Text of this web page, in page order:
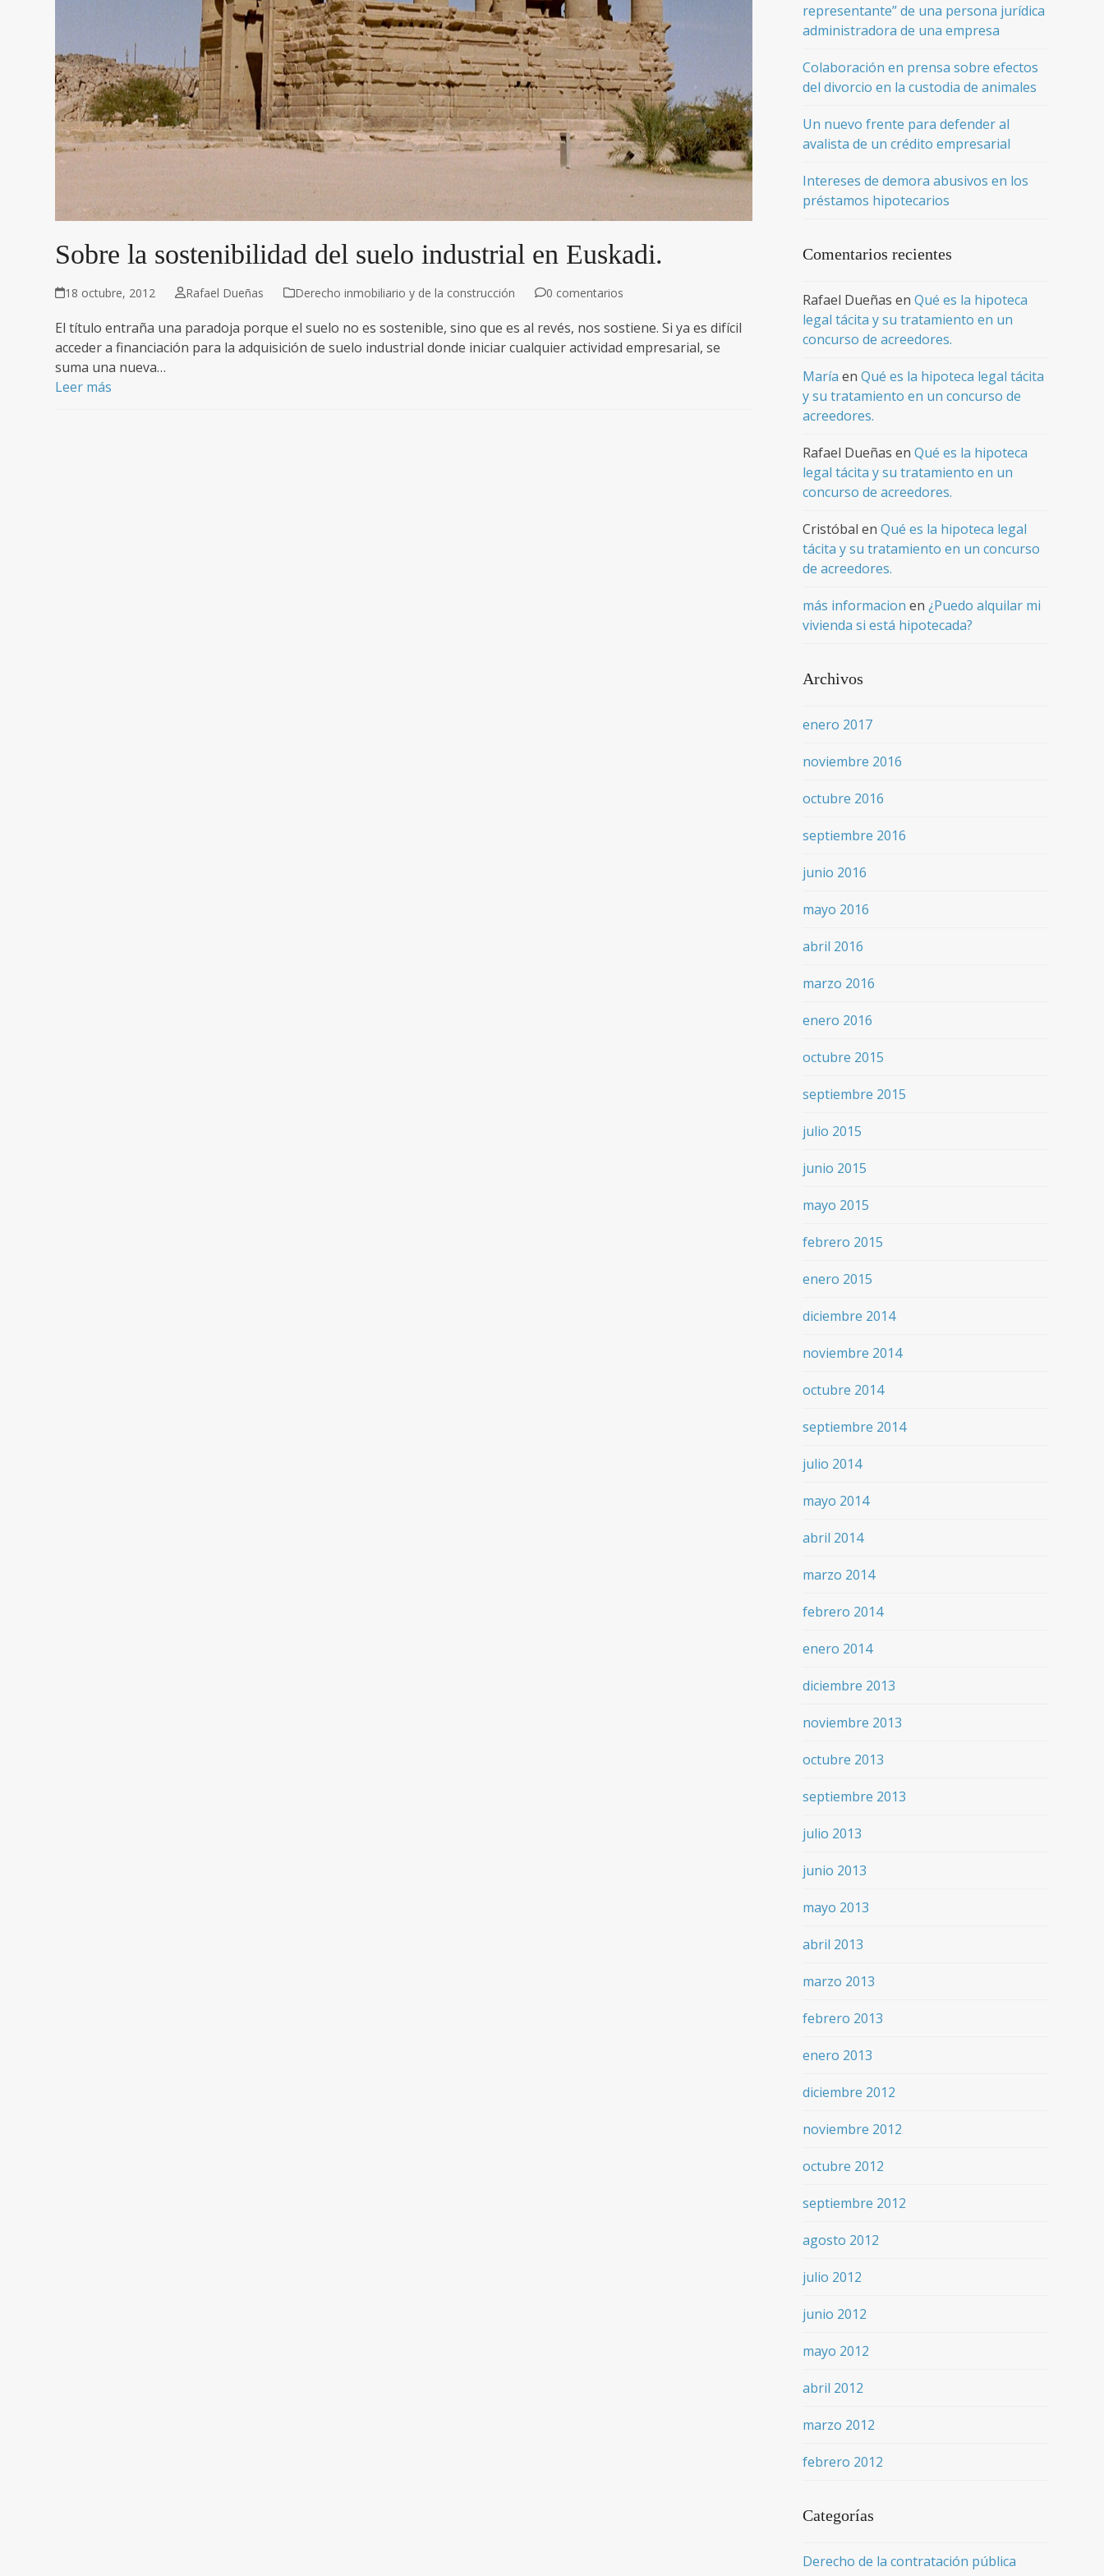
Sobre la sostenibilidad del suelo industrial en Euskadi.
18 octubre, 2012 Rafael Dueñas Derecho inmobiliario y de la construcción 0 comentarios
El título entraña una paradoja porque el suelo no es sostenible, sino que es al revés, nos sostiene. Si ya es difícil
acceder a financiación para la adquisición de suelo industrial donde iniciar cualquier actividad empresarial, se
suma una nueva…
Leer más
representante” de una persona jurídica
administradora de una empresa
Colaboración en prensa sobre efectos
del divorcio en la custodia de animales
Un nuevo frente para defender al
avalista de un crédito empresarial
Intereses de demora abusivos en los
préstamos hipotecarios
Comentarios recientes
Rafael Dueñas en Qué es la hipoteca
legal tácita y su tratamiento en un
concurso de acreedores.
María en Qué es la hipoteca legal tácita
y su tratamiento en un concurso de
acreedores.
Rafael Dueñas en Qué es la hipoteca
legal tácita y su tratamiento en un
concurso de acreedores.
Cristóbal en Qué es la hipoteca legal
tácita y su tratamiento en un concurso
de acreedores.
más informacion en ¿Puedo alquilar mi
vivienda si está hipotecada?
Archivos
enero 2017
noviembre 2016
octubre 2016
septiembre 2016
junio 2016
mayo 2016
abril 2016
marzo 2016
enero 2016
octubre 2015
septiembre 2015
julio 2015
junio 2015
mayo 2015
febrero 2015
enero 2015
diciembre 2014
noviembre 2014
octubre 2014
septiembre 2014
julio 2014
mayo 2014
abril 2014
marzo 2014
febrero 2014
enero 2014
diciembre 2013
noviembre 2013
octubre 2013
septiembre 2013
julio 2013
junio 2013
mayo 2013
abril 2013
marzo 2013
febrero 2013
enero 2013
diciembre 2012
noviembre 2012
octubre 2012
septiembre 2012
agosto 2012
julio 2012
junio 2012
mayo 2012
abril 2012
marzo 2012
febrero 2012
Categorías
Derecho de la contratación pública